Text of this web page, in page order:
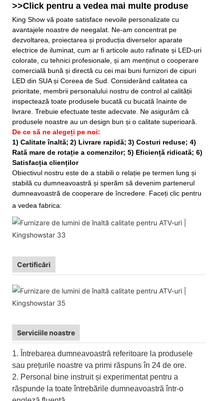
>>Click pentru a vedea mai multe produse
King Show vă poate satisface nevoile personalizate cu
avantajele noastre de neegalat. Ne-am concentrat pe
dezvoltarea, proiectarea și producția diverselor aparate
electrice de iluminat, cum ar fi articole auto rafinate și LED-uri
colorate, cu tehnici profesionale, și am menținut o cooperare
comercială bună și directă cu cei mai buni furnizori de cipuri
LED din SUA și Coreea de Sud. Considerând calitatea ca
prioritate, membrii personalului nostru de control al calității
inspectează toate produsele bucată cu bucată înainte de
livrare. Trebuie efectuate teste adecvate. Ne asigurăm că
produsele noastre au un design bun și o calitate superioară.
De ce să ne alegeți pe noi:
1) Calitate înaltă; 2) Livrare rapidă; 3) Costuri reduse; 4)
Rată mare de rotație a comenzilor; 5) Eficiență ridicată; 6)
Satisfacția clienților
Obiectivul nostru este de a stabili o relație pe termen lung și
stabilă cu dumneavoastră și sperăm să devenim partenerul
dumneavoastră de cooperare de încredere. Faceți clic pentru
a vedea fabrica:
Certificări
Serviciile noastre
1. Întrebarea dumneavoastră referitoare la produsele
sau prețurile noastre va primi răspuns în 24 de ore.
2. Personal bine instruit și experimentat pentru a
răspunde la toate întrebările dumneavoastră într-o